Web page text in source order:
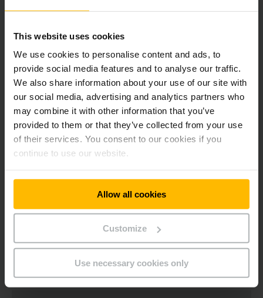
This website uses cookies
We use cookies to personalise content and ads, to
provide social media features and to analyse our traffic.
We also share information about your use of our site with
our social media, advertising and analytics partners who
may combine it with other information that you’ve
provided to them or that they’ve collected from your use
of their services. You consent to our cookies if you
continue to use our website.
Allow all cookies
Customize
Use necessary cookies only
Klíč k průchodnosti
Nový regálový systém se skládá zcela z našich paletových
. Klienty zaujala kvalita bezpečnost
univerzálnost
a zkušenosti. Naše paletové regály byly přes 30 let
prověřovány v mnoha aplikacích. Europalety s přesahem mají
nosnost 1 000 kilogramů. Jejich statika odpovídá evropským
normám pro paletové regály - EN 15512. Rovněž odpovídají
všem normám EN v ostatních oblastech. Naši specialisté
S našimi moderními vysokozdvižnými vozíky tvoří dokonale
koordinovaný komplexní systém.
OBRAŤTE SE NA NÁS! RÁDI VÁM PORADÍME.